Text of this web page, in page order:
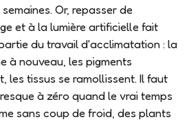
Or, repasser de
et à la lumière artificielle fait
du travail d'acclimatation: la
à nouveau, les pigments
les tissus se ramollissent. Il faut
à zéro quand le vrai temps
sans coup de froid, des plants